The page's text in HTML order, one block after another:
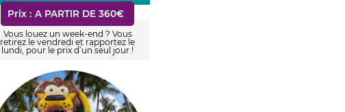
Prix : A PARTIR DE 360€
Vous louez un week-end ? Vous
retirez le vendredi et rapportez le
lundi, pour le prix d’un seul jour !